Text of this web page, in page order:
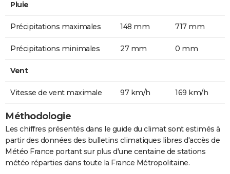
Pluie
Précipitations maximales 148 mm 717 mm
Précipitations minimales 27 mm 0 mm
Vent
Vitesse de vent maximale 97 km/h 169 km/h
Méthodologie
Les chiffres présentés dans le guide du climat sont estimés à
partir des données des bulletins climatiques libres d'accès de
Météo France portant sur plus d'une centaine de stations
météo réparties dans toute la France Métropolitaine.